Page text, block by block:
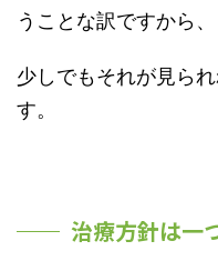
うことな訳ですから、
少しでもそれが見ら
す。
治療方針は一